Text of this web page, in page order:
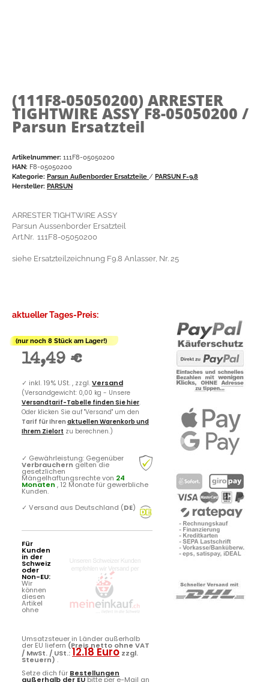
(111F8-05050200) ARRESTER
TIGHTWIRE ASSY F8-05050200 /
Parsun Ersatzteil
Artikelnummer: 111F8-05050200
HAN: F8-05050200
Kategorie: Parsun Außenborder Ersatzteile / PARSUN F-9.8
Hersteller: PARSUN
ARRESTER TIGHTWIRE ASSY
Parsun Aussenborder Ersatzteil
Art.Nr. 111F8-05050200
siehe Ersatzteilzeichnung F9.8 Anlasser, Nr. 25
aktueller Tages-Preis:
(nur noch 8 Stück am Lager!)
14,49 €
✓ inkl. 19% USt. , zzgl.Versand
(Versandgewicht: 0,00 kg - Unsere
Versandtarif-Tabelle finden Sie hier.
Oder klicken Sie auf "Versand" um den
Tarif für Ihren aktuellen Warenkorb und
Ihrem Zielort zu berechnen.)
✓ Gewährleistung: Gegenüber
Verbrauchern gelten die
gesetzlichen
Mängelhaftungsrechte von 24
Monaten , 12 Monate für gewerbliche
Kunden.
✓ Versand aus Deutschland (DE)
Für
Kunden
in der
Schweiz
oder
Non-EU:
Wir
können
diesen
Artikel
ohne
Umsatzsteuer in Länder außerhalb
der EU liefern (Preis netto ohne VAT
/ MwSt. / USt.:12.18 Euro zzgl.
Steuern) .
Setze dich für Bestellungen
außerhalb der EUbitte per e-Mail an